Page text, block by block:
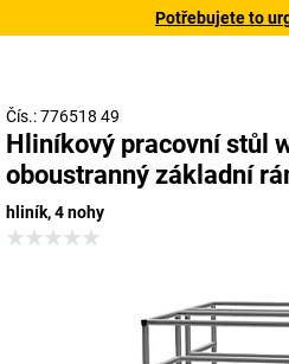
Potřebujete to
Čís.: 776518 49
Hliníkový pracovní stůl
oboustranný základní
hliník, 4 nohy